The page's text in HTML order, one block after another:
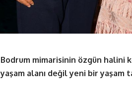
Bodrum mimarisinin özgün halini
yaşam alanı değil yeni bir yaşam